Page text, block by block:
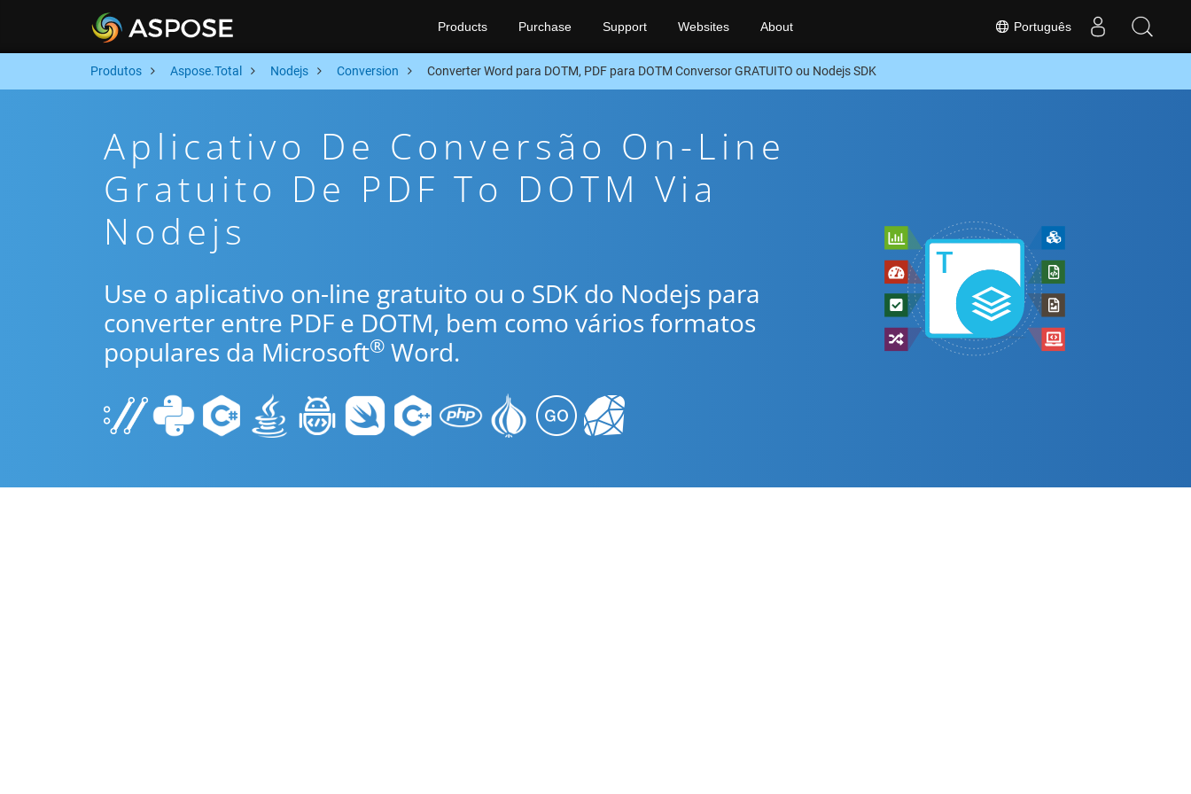
Português
Products Purchase Support Websites About
Produtos Aspose.Total Nodejs Conversion Converter Word para DOTM, PDF para DOTM Conversor GRATUITO ou Nodejs SDK
Aplicativo De Conversão On-Line
Gratuito De PDF To DOTM Via
Nodejs
Use o aplicativo on-line gratuito ou o SDK do Nodejs para
converter entre PDF e DOTM, bem como vários formatos
populares da Microsoft® Word.